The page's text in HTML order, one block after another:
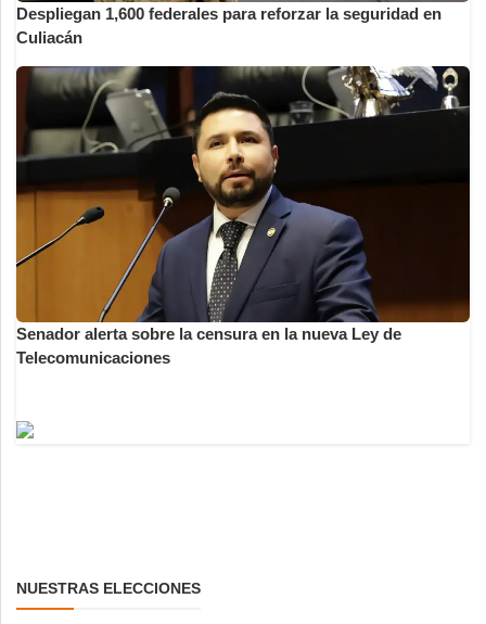
Despliegan 1,600 federales para reforzar la seguridad en
Culiacán
Senador alerta sobre la censura en la nueva Ley de
Telecomunicaciones
NUESTRAS ELECCIONES